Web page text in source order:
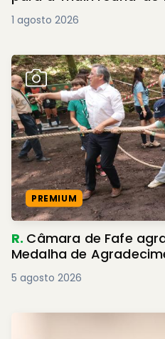
1 agosto 2026
PREMIUM
R. Câmara de Fafe
Medalha de
5 agosto 2026